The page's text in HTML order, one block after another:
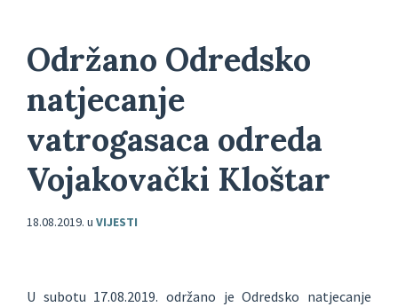
Održano Odredsko
natjecanje
vatrogasaca odreda
Vojakovački Kloštar
18.08.2019. u VIJESTI
U subotu 17.08.2019. održano je Odredsko natjecanje